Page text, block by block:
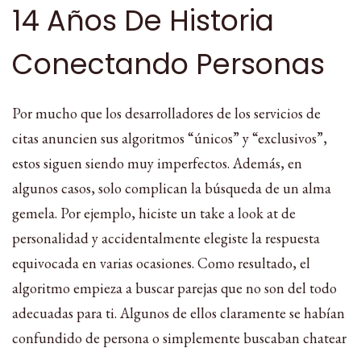
14 Años De Historia
Conectando Personas
Por mucho que los desarrolladores de los servicios de
citas anuncien sus algoritmos “únicos” y “exclusivos”,
estos siguen siendo muy imperfectos. Además, en
algunos casos, solo complican la búsqueda de un alma
gemela. Por ejemplo, hiciste un take a look at de
personalidad y accidentalmente elegiste la respuesta
equivocada en varias ocasiones. Como resultado, el
algoritmo empieza a buscar parejas que no son del todo
adecuadas para ti. Algunos de ellos claramente se habían
confundido de persona o simplemente buscaban chatear